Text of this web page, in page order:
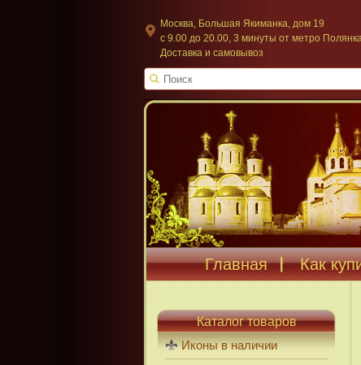
Москва, Большая Якиманка, дом 19
c 9.00 до 20.00, 3 минуты от метро
Доставка и самовывоз
Главная Как
Каталог товаров
Иконы в наличии